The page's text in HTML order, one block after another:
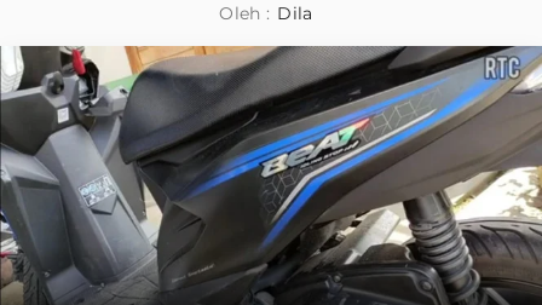
Oleh : Dila